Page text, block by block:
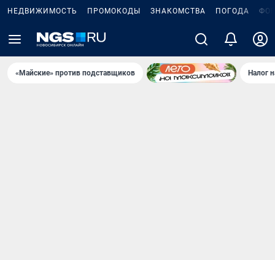
НЕДВИЖИМОСТЬ ПРОМОКОДЫ ЗНАКОМСТВА ПОГОДА
«Майские» против подставщиков Налог